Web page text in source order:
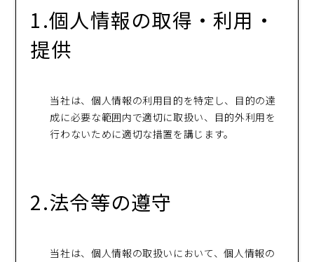
1.個人情報の取得・利用・
提供
当社は、個人情報の利用目的を特定し、目的の達
成に必要な範囲内で適切に取扱い、目的外利用を
行わないために適切な措置を講じます。
2.法令等の遵守
当社は、個人情報の取扱いにおいて、個人情報の